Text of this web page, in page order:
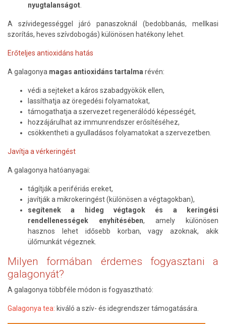
nyugtalanságot
A szívidegességgel járó panaszoknál (bedobbanás, mellkasi
szorítás, heves szívdobogás) különösen hatékony lehet.
Erőteljes antioxidáns hatás
A galagonya magas antioxidáns tartalma révén:
védi a sejteket a káros szabadgyökök ellen,
lassíthatja az öregedési folyamatokat,
támogathatja a szervezet regenerálódó képességét,
hozzájárulhat az immunrendszer erősítéséhez,
csökkentheti a gyulladásos folyamatokat a szervezetben.
Javítja a vérkeringést
A galagonya hatóanyagai:
tágítják a perifériás ereket,
javítják a mikrokeringést (különösen a végtagokban),
segítenek a hideg végtagok és a keringési
rendellenességek enyhítésében, amely különösen
hasznos lehet idősebb korban, vagy azoknak, akik
ülőmunkát végeznek.
Milyen formában érdemes fogyasztani a
galagonyát?
A galagonya többféle módon is fogyasztható:
Galagonya tea: kiváló a szív- és idegrendszer támogatására.